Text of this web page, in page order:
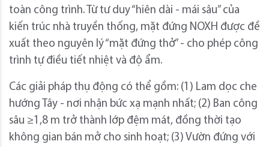
toàn công trình. Từ tư duy “hiên dài - mái sâu” của
kiến trúc nhà truyền thống, mặt đứng NOXH được đề
xuất theo nguyên lý “mặt đứng thở” - cho phép công
trình tự điều tiết nhiệt và độ ẩm.
Các giải pháp thụ động có thể gồm: (1) Lam dọc che
hướng Tây - nơi nhận bức xạ mạnh nhất; (2) Ban công
sâu ≥1,8 m trở thành lớp đệm mát, đồng thời tạo
không gian bán mở cho sinh hoạt; (3) Vườn đứng với